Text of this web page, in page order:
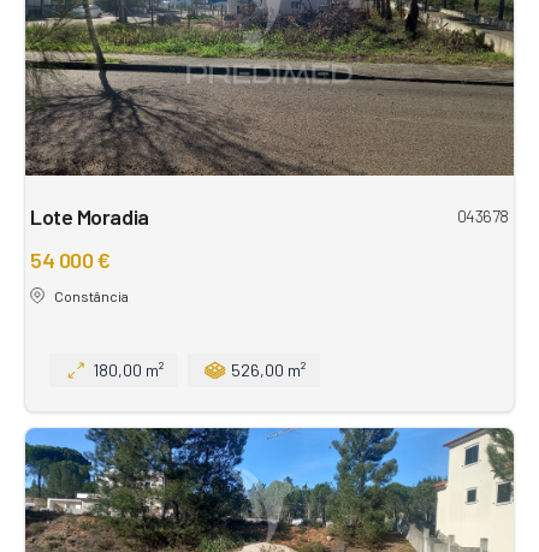
Lote Moradia 043678
54 000 €
Constância
180,00 m² 526,00 m²